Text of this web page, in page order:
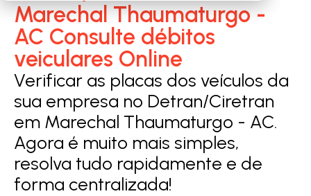
Marechal Thaumaturgo -
AC Consulte débitos
veiculares Online
Verificar as placas dos veículos da
sua empresa no Detran/Ciretran
em Marechal Thaumaturgo - AC.
Agora é muito mais simples,
resolva tudo rapidamente e de
forma centralizada!